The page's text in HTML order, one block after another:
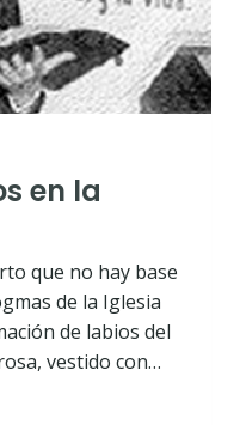
en la
que no hay base
de la Iglesia
de labios del
vestido con…